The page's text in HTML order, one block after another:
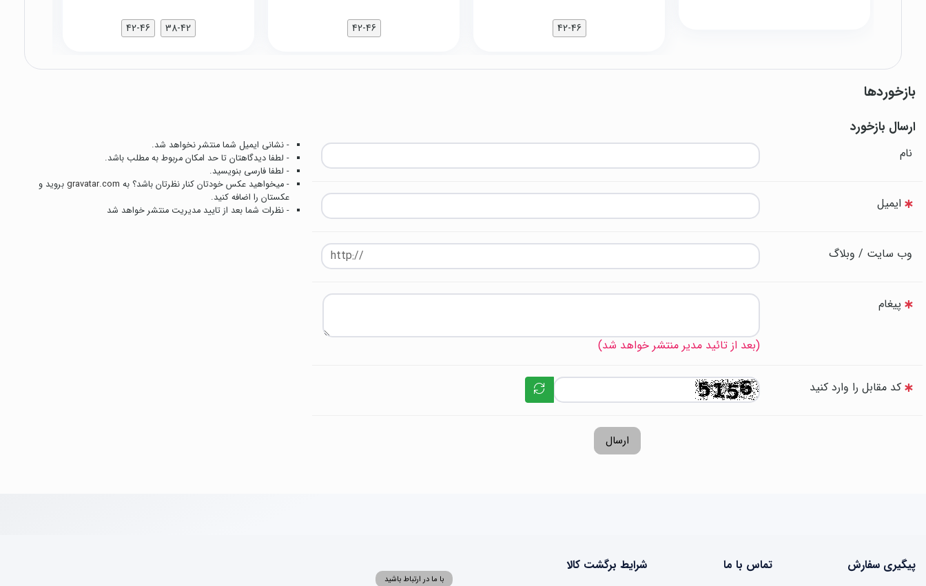
42-46
42-46
38-42
42-46
بازخوردها
ارسال بازخورد
نام
ایمیل
وب سایت / وبلاگ
پیغام
(بعد از تائید مدیر منتشر خواهد شد)
کد مقابل را وارد کنید
ارسال
- نشانی ایمیل شما منتشر نخواهد شد.
- لطفا دیدگاهتان تا حد امکان مربوط به مطلب باشد.
- لطفا فارسی بنویسید.
- میخواهید عکس خودتان کنار نظرتان باشد؟ به gravatar.com بروید و
عکستان را اضافه کنید.
- نظرات شما بعد از تایید مدیریت منتشر خواهد شد
پیگیری سفارش تماس با ما
شرایط برگشت کالا
با ما در ارتباط باشید